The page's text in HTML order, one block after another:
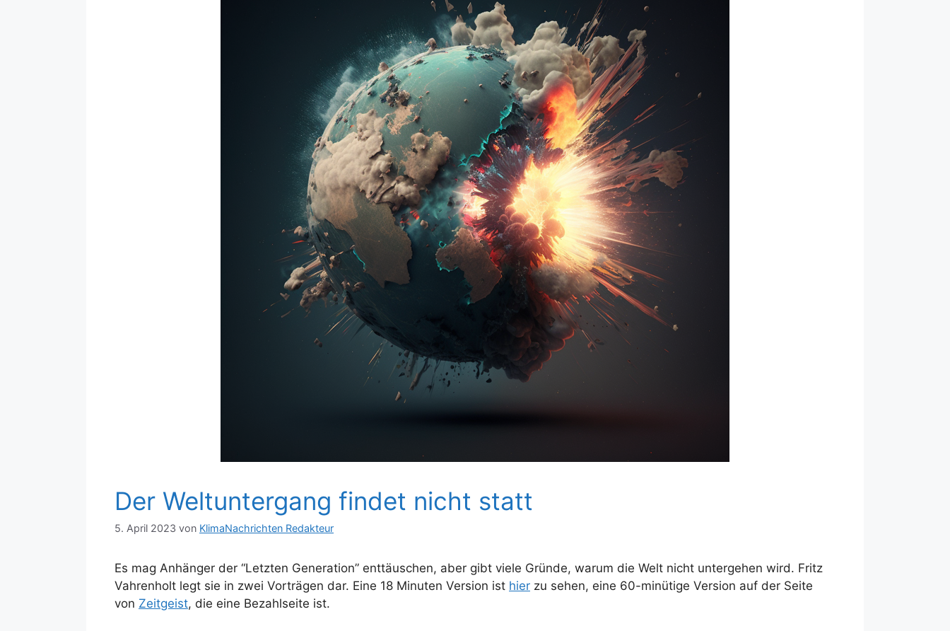
Der Weltuntergang findet nicht statt
5. April 2023 von KlimaNachrichten Redakteur
Es mag Anhänger der “Letzten Generation” enttäuschen, aber gibt viele Gründe, warum die Welt nicht untergehen wird. Fritz
Vahrenholt legt sie in zwei Vorträgen dar. Eine 18 Minuten Version ist hier zu sehen, eine 60-minütige Version auf der Seite
von Zeitgeist, die eine Bezahlseite ist.